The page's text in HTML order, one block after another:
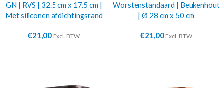
GN | RVS | 32.5 cm x 17.5 cm |
Met siliconen afdichtingsrand
€21,00 Excl. BTW
Worstenstandaard | Beukenhout
| Ø 28 cm x 50 cm
€21,00 Excl. BTW